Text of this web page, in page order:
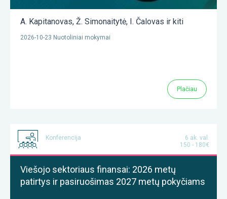
A. Kapitanovas, Ž. Simonaitytė, I. Čalovas ir kiti
2026-10-23 Nuotoliniai mokymai
Plačiau
Konferencija
6 ak. val.
150 - 180€
Viešojo sektoriaus finansai: 2026 metų
patirtys ir pasiruošimas 2027 metų pokyčiams